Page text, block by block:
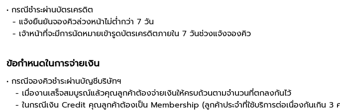
• กรณีชำระผ่านบัตรเครดิต
- แจ้งยืนยันจองคิวล่วงหน้าไม่ต่ำกว่า 7 วัน
- เจ้าหน้าที่จะมีการนัดหมายเข้ารูดบัตรเครดิตภายใน 7 วันช่วงแจ้งจองคิว
ข้อกำหนดในการจ่ายเงิน
• กรณีจองคิวชำระผ่านบัญชีบริษัทฯ
- เมื่องานเสร็จสมบูรณ์แล้วคุณลูกค้าต้องจ่ายเงินให้ครบถ้วนตามจํานวนที่ตกลงกันไว้
- ในกรณีเงิน Credit คุณลูกค้าต้องเป็น Membership (ลูกค้าประจําที่ใช้บริการต่อเนื่องกันเกิน 3 ค